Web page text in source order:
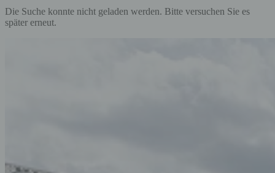
Die Suche konnte nicht geladen werden. Bitte versuchen Sie es
später erneut.